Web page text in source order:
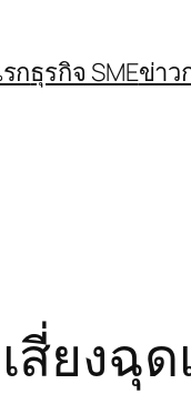
กธุรกิจ SMEข่าว
ยงฉุ